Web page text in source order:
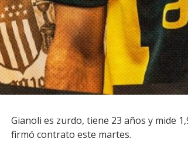
Facebook
Gianoli es zurdo, tiene 23 años y mide
firmó contrato este martes.